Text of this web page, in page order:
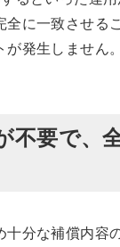
全に一致させる
が発生しません
不要で、
十分な補償内容